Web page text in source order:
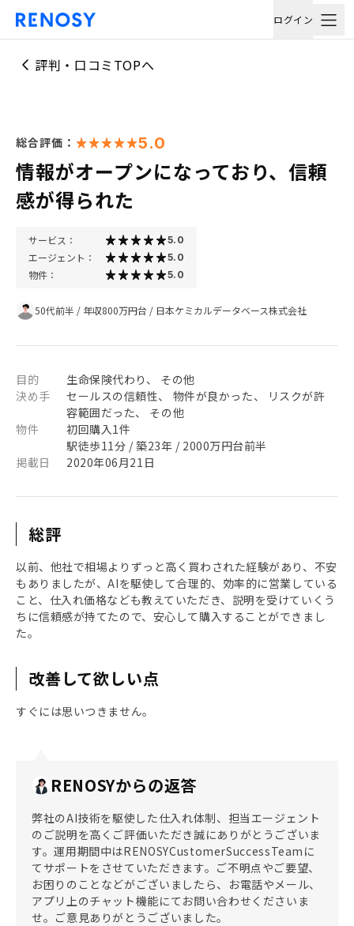
ログイン
評判・口コミTOPへ
総合評価： 5.0
情報がオープンになっており、信頼
感が得られた
サービス： 5.0
エージェント： 5.0
物件： 5.0
50代前半 / 年収800万円台 / 日本ケミカルデータベース株式会社
目的
生命保険代わり、 その他
決め手
セールスの信頼性、 物件が良かった、 リスクが許
容範囲だった、 その他
物件
初回購入1件
駅徒歩11分 / 築23年 / 2000万円台前半
掲載日
2020年06月21日
総評
以前、他社で相場よりずっと高く買わされた経験があり、不安
もありましたが、AIを駆使して合理的、効率的に営業している
こと、仕入れ価格なども教えていただき、説明を受けていくう
ちに信頼感が持てたので、安心して購入することができまし
た。
改善して欲しい点
すぐには思いつきません。
RENOSYからの返答
弊社のAI技術を駆使した仕入れ体制、担当エージェント
のご説明を高くご評価いただき誠にありがとうございま
す。運用期間中はRENOSYCustomerSuccessTeamに
てサポートをさせていただきます。ご不明点やご要望、
お困りのことなどがございましたら、お電話やメール、
アプリ上のチャット機能にてお問い合わせくださいま
せ。ご意見ありがとうございました。